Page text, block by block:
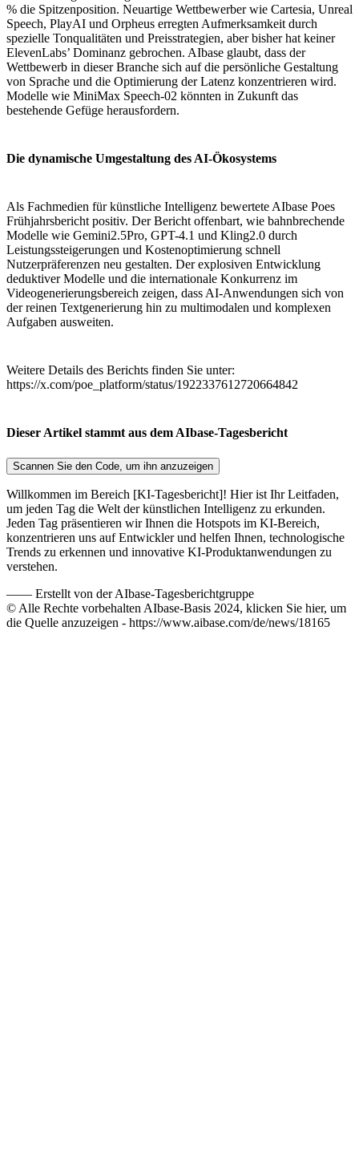
% die Spitzenposition. Neuartige Wettbewerber wie Cartesia, Unreal
Speech, PlayAI und Orpheus erregten Aufmerksamkeit durch
spezielle Tonqualitäten und Preisstrategien, aber bisher hat keiner
ElevenLabs’ Dominanz gebrochen. AIbase glaubt, dass der
Wettbewerb in dieser Branche sich auf die persönliche Gestaltung
von Sprache und die Optimierung der Latenz konzentrieren wird.
Modelle wie MiniMax Speech-02 könnten in Zukunft das
bestehende Gefüge herausfordern.
Die dynamische Umgestaltung des AI-Ökosystems
Als Fachmedien für künstliche Intelligenz bewertete AIbase Poes
Frühjahrsbericht positiv. Der Bericht offenbart, wie bahnbrechende
Modelle wie Gemini2.5Pro, GPT-4.1 und Kling2.0 durch
Leistungssteigerungen und Kostenoptimierung schnell
Nutzerpräferenzen neu gestalten. Der explosiven Entwicklung
deduktiver Modelle und die internationale Konkurrenz im
Videogenerierungsbereich zeigen, dass AI-Anwendungen sich von
der reinen Textgenerierung hin zu multimodalen und komplexen
Aufgaben ausweiten.
Weitere Details des Berichts finden Sie unter:
https://x.com/poe_platform/status/1922337612720664842
Dieser Artikel stammt aus dem AIbase-Tagesbericht
Scannen Sie den Code, um ihn anzuzeigen
Willkommen im Bereich [KI-Tagesbericht]! Hier ist Ihr Leitfaden,
um jeden Tag die Welt der künstlichen Intelligenz zu erkunden.
Jeden Tag präsentieren wir Ihnen die Hotspots im KI-Bereich,
konzentrieren uns auf Entwickler und helfen Ihnen, technologische
Trends zu erkennen und innovative KI-Produktanwendungen zu
verstehen.
—— Erstellt von der AIbase-Tagesberichtgruppe
© Alle Rechte vorbehalten AIbase-Basis 2024, klicken Sie hier, um
die Quelle anzuzeigen - https://www.aibase.com/de/news/18165